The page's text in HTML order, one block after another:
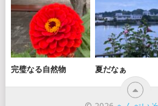
完璧なる自然物 夏だなぁ